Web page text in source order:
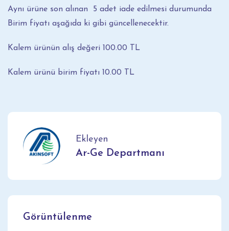
Aynı ürüne son alınan 5 adet iade edilmesi durumunda
Birim fiyatı aşağıda ki gibi güncellenecektir.
Kalem ürünün alış değeri 100.00 TL
Kalem ürünü birim fiyatı 10.00 TL
Ekleyen
Ar-Ge Departmanı
Görüntülenme